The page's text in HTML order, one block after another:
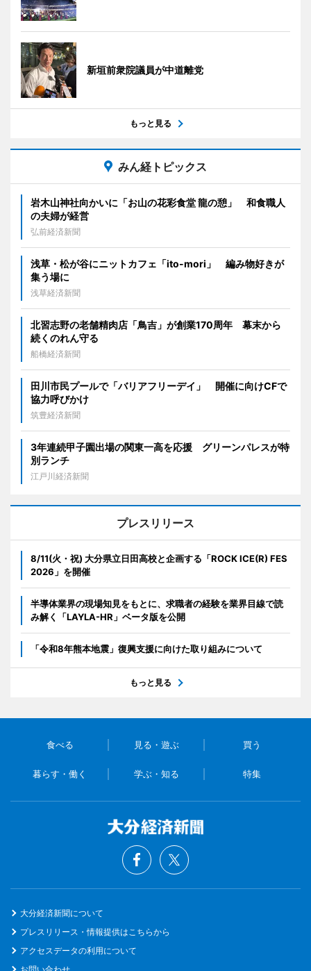
新垣前衆院議員が中道離党
もっと見る
みん経トピックス
岩木山神社向かいに「お山の花彩食堂 龍の憩」 和食職人
の夫婦が経営
弘前経済新聞
浅草・松が谷にニットカフェ「ito-mori」 編み物好きが
集う場に
浅草経済新聞
北習志野の老舗精肉店「鳥吉」が創業170周年 幕末から
続くのれん守る
船橋経済新聞
田川市民プールで「バリアフリーデイ」 開催に向けCFで
協力呼びかけ
筑豊経済新聞
3年連続甲子園出場の関東一高を応援 グリーンパレスが特
別ランチ
江戸川経済新聞
プレスリリース
8/11(火・祝) 大分県立日田高校と企画する「ROCK ICE(R) FES
2026」を開催
半導体業界の現場知見をもとに、求職者の経験を業界目線で読
み解く「LAYLA-HR」ベータ版を公開
「令和8年熊本地震」復興支援に向けた取り組みについて
もっと見る
食べる 見る・遊ぶ 買う
暮らす・働く 学ぶ・知る 特集
大分経済新聞について
プレスリリース・情報提供はこちらから
アクセスデータの利用について